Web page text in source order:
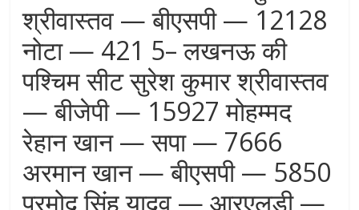
श्रीवास्तव — बीएसपी — 12128
नोटा — 421 5– लखनऊ की
पश्चिम सीट सुरेश कुमार श्रीवास्तव
— बीजेपी — 15927 मोहम्मद
रेहान खान — सपा — 7666
अरमान खान — बीएसपी — 5850
प्रमोद सिंह यादव — आरएलडी —